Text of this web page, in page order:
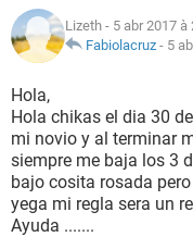
NUTRICIÓN
BIENESTAR
SEXUALIDAD
GLOSARIO
Lizeth - 5 abr 2017 à
Fabiolacruz - 5
Hola,
Hola chikas el dia 30
mi novio y al terminar
siempre me baja los 3
bajo cosita rosada
yega mi regla sera un
Ayuda .......